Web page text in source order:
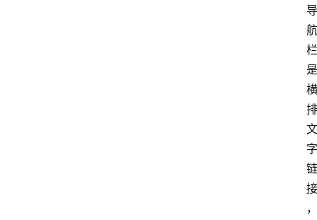
导
航
栏
是
横
排
文
字
链
接
，